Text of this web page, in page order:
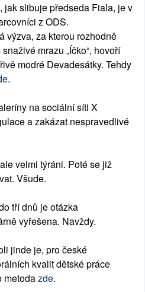
jak slibuje předseda Fiala, je v
z ODS.
výzva, za kterou rozhodně
mrazu „Íčko“, hovoří
modré Devadesátky. Tehdy
.
na sociální síti X
a zakázat nespravedlivé
velmi týráni. Poté se již
Všude.
tří dnů je otázka
vyřešena. Navždy.
jinde je, pro české
kvalit dětské práce
metodazde.